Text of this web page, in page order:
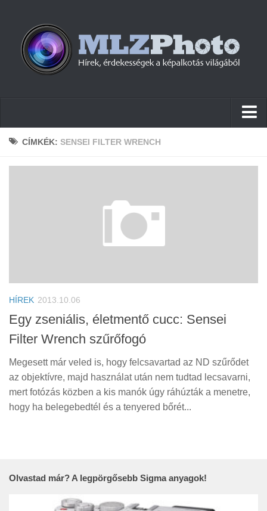
Hírek
Érdekességek
Helyszíni Riport
E-BB
CÍMKÉK: SENSEI FILTER WRENCH
HÍREK 2013.10.06
Egy zseniális, életmentő cucc: Sensei
Filter Wrench szűrőfogó
Megesett már veled is, hogy felcsavartad az ND szűrődet
az objektívre, majd használat után nem tudtad lecsavarni,
mert fotózás közben a kis manók úgy ráhúzták a menetre,
hogy ha belegebedtél és a tenyered bőrét...
Olvastad már? A legpörgősebb Sigma anyagok!